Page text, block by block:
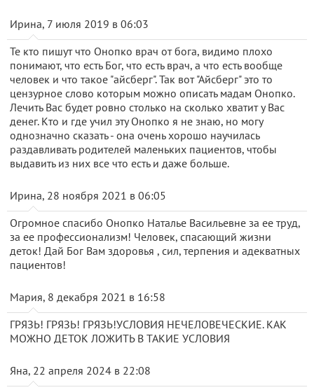
Ирина, 7 июля 2019 в 06:03
Те кто пишут что Онопко врач от бога, видимо плохо
понимают, что есть Бог, что есть врач, а что есть вообще
человек и что такое "айсберг". Так вот "Айсберг" это то
цензурное слово которым можно описать мадам Онопко.
Лечить Вас будет ровно столько на сколько хватит у Вас
денег. Кто и где учил эту Онопко я не знаю, но могу
однозначно сказать - она очень хорошо научилась
раздавливать родителей маленьких пациентов, чтобы
выдавить из них все что есть и даже больше.
Ирина, 28 ноября 2021 в 06:05
Огромное спасибо Онопко Наталье Васильевне за ее труд,
за ее профессионализм! Человек, спасающий жизни
деток! Дай Бог Вам здоровья , сил, терпения и адекватных
пациентов!
Мария, 8 декабря 2021 в 16:58
ГРЯЗЬ! ГРЯЗЬ! ГРЯЗЬ!УСЛОВИЯ НЕЧЕЛОВЕЧЕСКИЕ. КАК
МОЖНО ДЕТОК ЛОЖИТЬ В ТАКИЕ УСЛОВИЯ
Яна, 22 апреля 2024 в 22:08